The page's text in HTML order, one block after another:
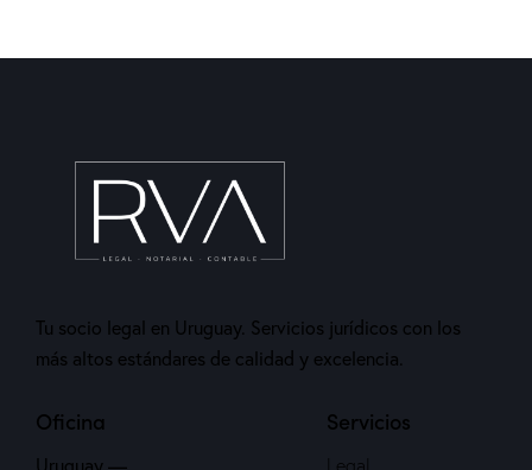
Tu socio legal en Uruguay. Servicios jurídicos con los
más altos estándares de calidad y excelencia.
Oficina
Uruguay —
Servicios